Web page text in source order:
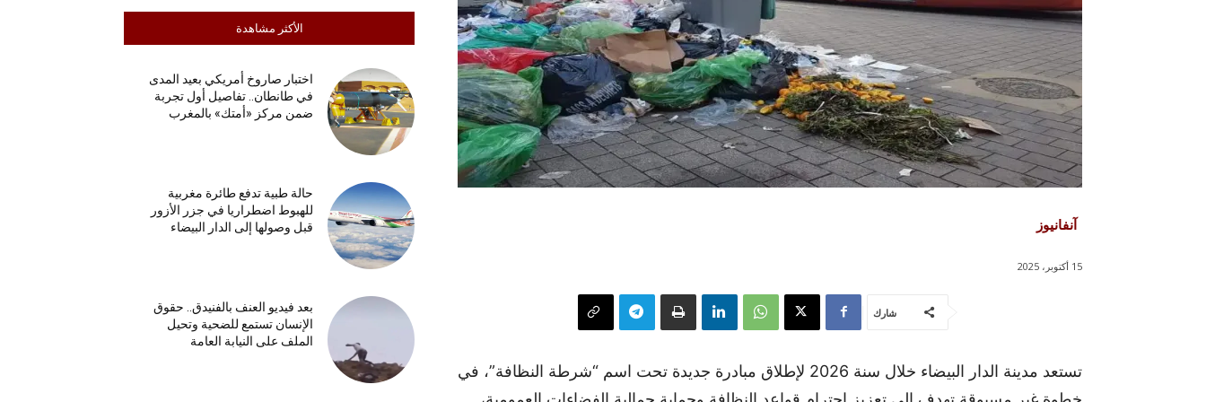
الأكثر مشاهدة
اختبار صاروخ أمريكي بعيد المدى
في طانطان.. تفاصيل أول تجربة
ضمن مركز «أمتك» بالمغرب
حالة طبية تدفع طائرة مغربية
للهبوط اضطراريا في جزر الأزور
قبل وصولها إلى الدار البيضاء
بعد فيديو العنف بالفنيدق.. حقوق
الإنسان تستمع للضحية وتحيل
الملف على النيابة العامة
آنفانيوز
15 أكتوبر، 2025
شارك
تستعد مدينة الدار البيضاء خلال سنة 2026 لإطلاق مبادرة جديدة تحت اسم “شرطة النظافة”، في